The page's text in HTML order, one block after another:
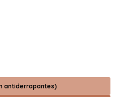
antiderrapantes)